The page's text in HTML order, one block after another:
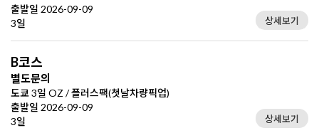
출발일 2026-09-09
3일
상세보기
B코스
별도문의
도쿄 3일 OZ / 플러스팩(첫날차량픽업)
출발일 2026-09-09
3일
상세보기